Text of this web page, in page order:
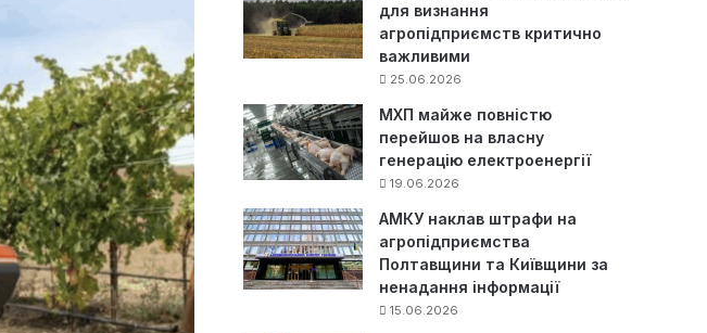
для визнання
агропідприємств критично
важливими
25.06.2026
МХП майже повністю
перейшов на власну
генерацію електроенергії
19.06.2026
АМКУ наклав штрафи на
агропідприємства
Полтавщини та Київщини за
ненадання інформації
15.06.2026